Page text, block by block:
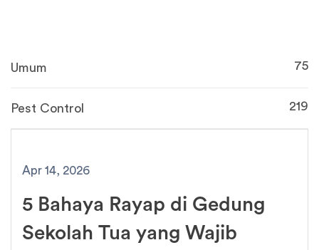
Umum 75
Pest Control 219
Apr 14, 2026
5 Bahaya Rayap di Gedung
Sekolah Tua yang Wajib